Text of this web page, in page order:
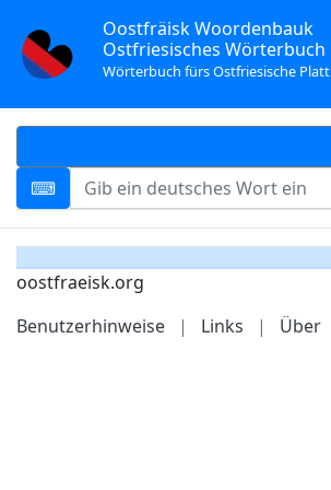
Oostfräisk Woordenbauk
Ostfriesisches Wörterbuch
Wörterbuch fürs Ostfriesische Platt
oostfraeisk.org
Benutzerhinweise
| Links | Über